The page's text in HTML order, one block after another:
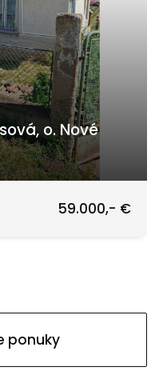
o. Nové
59.000,- €
ponuky